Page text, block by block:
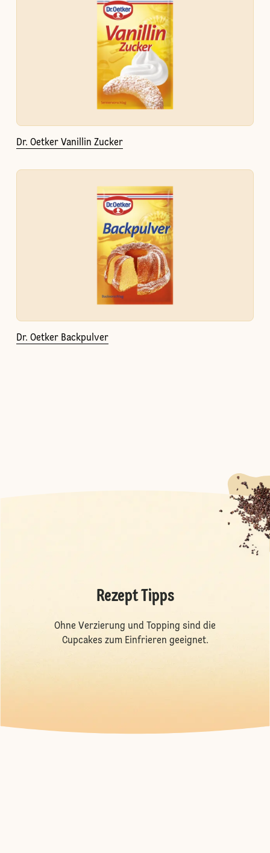
Dr. Oetker Vanillin Zucker
Dr. Oetker Backpulver
Rezept Tipps
Ohne Verzierung und Topping sind die
Cupcakes zum Einfrieren geeignet.